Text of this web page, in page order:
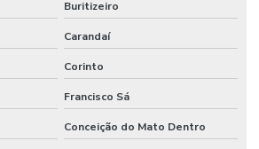
Buritizeiro
Carandaí
Corinto
Francisco Sá
Conceição do Mato Dentro